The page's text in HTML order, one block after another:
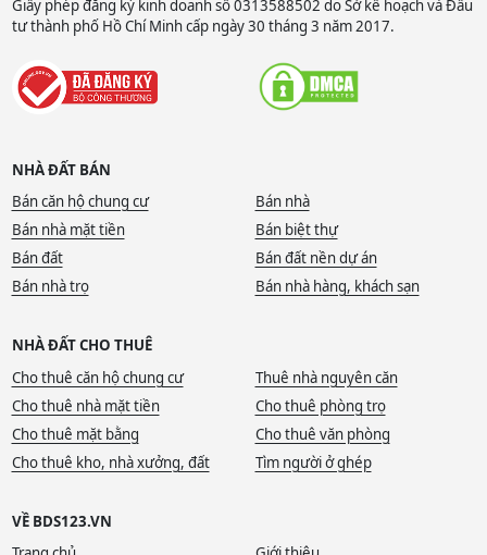
Giấy phép đăng ký kinh doanh số 0313588502 do Sở kế hoạch và Đầu
tư thành phố Hồ Chí Minh cấp ngày 30 tháng 3 năm 2017.
NHÀ ĐẤT BÁN
Bán căn hộ chung cư
Bán nhà
Bán nhà mặt tiền
Bán biệt thự
Bán đất
Bán đất nền dự án
Bán nhà trọ
Bán nhà hàng, khách sạn
NHÀ ĐẤT CHO THUÊ
Cho thuê căn hộ chung cư
Thuê nhà nguyên căn
Cho thuê nhà mặt tiền
Cho thuê phòng trọ
Cho thuê mặt bằng
Cho thuê văn phòng
Cho thuê kho, nhà xưởng, đất
Tìm người ở ghép
VỀ BDS123.VN